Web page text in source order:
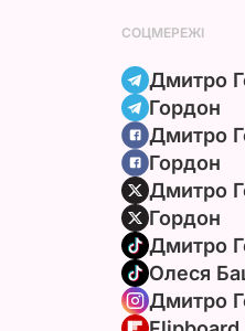
СОЦМЕРЕЖІ
Дмитро
Гордон
Дмитро
Гордон
Дмитро
Гордон
Дмитро
Олеся
Дмитро